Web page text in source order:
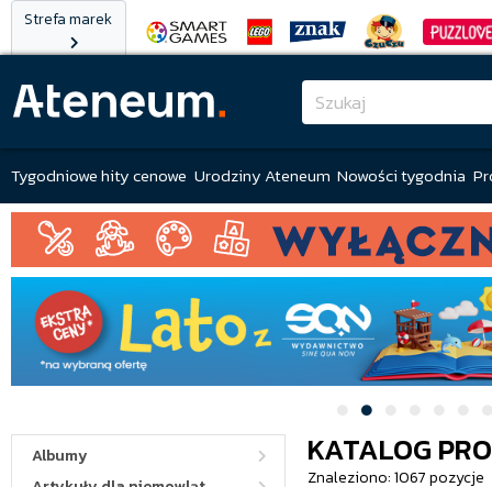
Strefa marek
Tygodniowe hity cenowe Urodziny Ateneum Nowości tygodnia
Albumy
KATALOG
Znaleziono: 1067 pozycje